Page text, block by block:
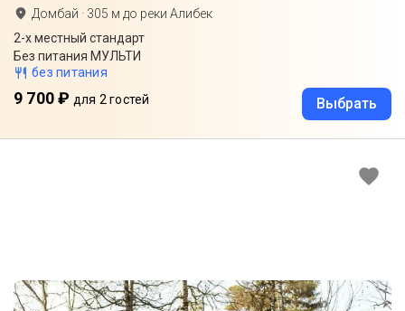
Домбай · 305 м до реки Алибек
2-x местный стандарт
Без питания МУЛЬТИ
без питания
9 700 ₽ для 2 гостей Выбрать